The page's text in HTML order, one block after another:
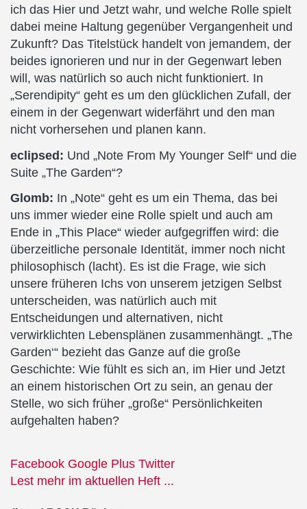
ich das Hier und Jetzt wahr, und welche Rolle spielt
dabei meine Haltung gegenüber Vergangenheit und
Zukunft? Das Titelstück handelt von jemandem, der
beides ignorieren und nur in der Gegenwart leben
will, was natürlich so auch nicht funktioniert. In
„Serendipity“ geht es um den glücklichen Zufall, der
einem in der Gegenwart widerfährt und den man
nicht vorhersehen und planen kann.
eclipsed: Und „Note From My Younger Self“ und die
Suite „The Garden“?
Glomb: In „Note“ geht es um ein Thema, das bei
uns immer wieder eine Rolle spielt und auch am
Ende in „This Place“ wieder aufgegriffen wird: die
überzeitliche personale Identität, immer noch nicht
philosophisch (lacht). Es ist die Frage, wie sich
unsere früheren Ichs von unserem jetzigen Selbst
unterscheiden, was natürlich auch mit
Entscheidungen und alternativen, nicht
verwirklichten Lebensplänen zusammenhängt. „The
Garden‘“ bezieht das Ganze auf die große
Geschichte: Wie fühlt es sich an, im Hier und Jetzt
an einem historischen Ort zu sein, an genau der
Stelle, wo sich früher „große“ Persönlichkeiten
aufgehalten haben?
Facebook Google Plus Twitter
Lest mehr im aktuellen Heft ...